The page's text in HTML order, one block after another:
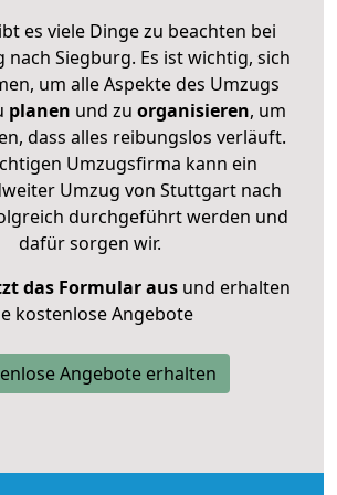
es viele Dinge zu beachten bei
nach Siegburg. Es ist wichtig, sich
um alle Aspekte des Umzugs
planen und zu organisieren, um
dass alles reibungslos verläuft.
Umzugsfirma kann ein
Umzug von Stuttgart nach
durchgeführt werden und
dafür sorgen wir.
das Formular ausund erhalten
kostenlose Angebote
Angebote erhalten